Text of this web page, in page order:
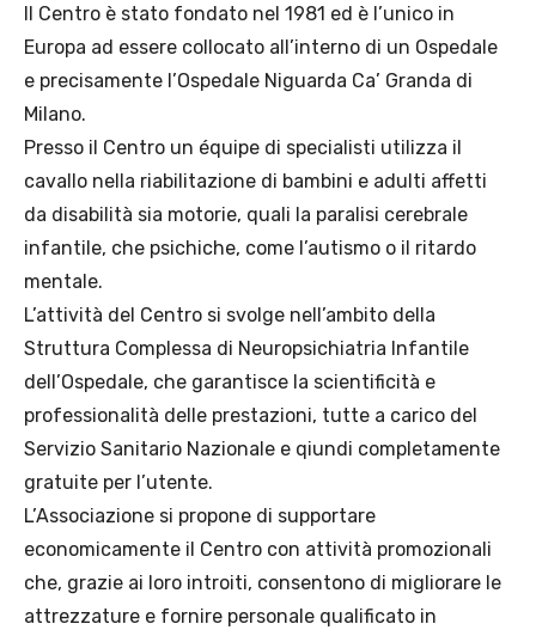
Il Centro è stato fondato nel 1981 ed è l’unico in
Europa ad essere collocato all’interno di un Ospedale
e precisamente l’Ospedale Niguarda Ca’ Granda di
Milano.
Presso il Centro un équipe di specialisti utilizza il
cavallo nella riabilitazione di bambini e adulti affetti
da disabilità sia motorie, quali la paralisi cerebrale
infantile, che psichiche, come l’autismo o il ritardo
mentale.
L’attività del Centro si svolge nell’ambito della
Struttura Complessa di Neuropsichiatria Infantile
dell’Ospedale, che garantisce la scientificità e
professionalità delle prestazioni, tutte a carico del
Servizio Sanitario Nazionale e qiundi completamente
gratuite per l’utente.
L’Associazione si propone di supportare
economicamente il Centro con attività promozionali
che, grazie ai loro introiti, consentono di migliorare le
attrezzature e fornire personale qualificato in